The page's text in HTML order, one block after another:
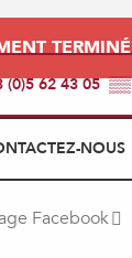
TERMINÉ
(0)5 62 43 05▒▒
NOUS
Facebook